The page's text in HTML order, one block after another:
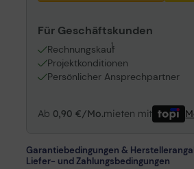
Für Geschäftskunden
Rechnungskauf
1
Projektkonditionen
Persönlicher Ansprechpartner
Ab 0,90 €/Mo.mieten mit
Garantiebedingungen &
Liefer- und Zahlungsbedingungen